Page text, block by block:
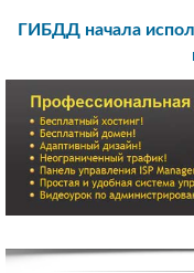
ГИБДД начала